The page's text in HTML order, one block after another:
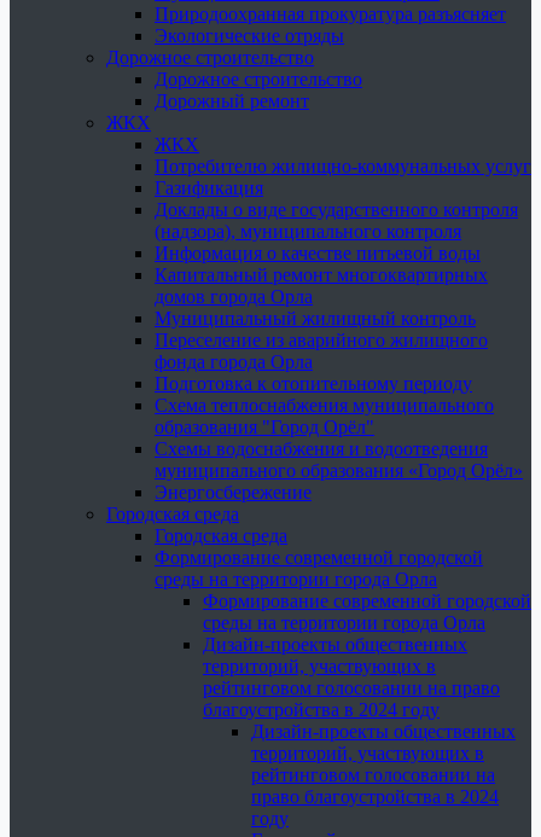
Природоохранная прокуратура разъясняет
Экологические отряды
Дорожное строительство
Дорожное строительство
Дорожный ремонт
ЖКХ
ЖКХ
Потребителю жилищно-коммунальных услуг
Газификация
Доклады о виде государственного контроля
(надзора), муниципального контроля
Информация о качестве питьевой воды
Капитальный ремонт многоквартирных
домов города Орла
Муниципальный жилищный контроль
Переселение из аварийного жилищного
фонда города Орла
Подготовка к отопительному периоду
Схема теплоснабжения муниципального
образования "Город Орёл"
Схемы водоснабжения и водоотведения
муниципального образования «Город Орёл»
Энергосбережение
Городская среда
Городская среда
Формирование современной городской
среды на территории города Орла
Формирование современной городской
среды на территории города Орла
Дизайн-проекты общественных
территорий, участвующих в
рейтинговом голосовании на право
благоустройства в 2024 году
Дизайн-проекты общественных
территорий, участвующих в
рейтинговом голосовании на
право благоустройства в 2024
году